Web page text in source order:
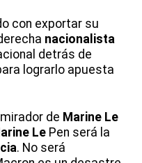
con exportar su
nacionalista
detrás de
lograrlo apuesta
de Marine Le
Le Pen será la
. No será